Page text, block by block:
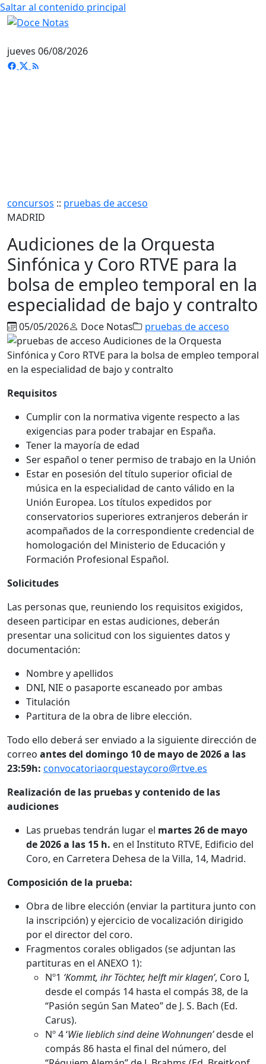
Saltar al contenido principal
jueves 06/08/2026
concursos :: pruebas de acceso
MADRID
Audiciones de la Orquesta
Sinfónica y Coro RTVE para la
bolsa de empleo temporal en la
especialidad de bajo y contralto
05/05/2026 Doce Notas pruebas de acceso
Requisitos
Cumplir con la normativa vigente respecto a las
exigencias para poder trabajar en España.
Tener la mayoría de edad
Ser español o tener permiso de trabajo en la Unión
Estar en posesión del título superior oficial de
música en la especialidad de canto válido en la
Unión Europea. Los títulos expedidos por
conservatorios superiores extranjeros deberán ir
acompañados de la correspondiente credencial de
homologación del Ministerio de Educación y
Formación Profesional Español.
Solicitudes
Las personas que, reuniendo los requisitos exigidos,
deseen participar en estas audiciones, deberán
presentar una solicitud con los siguientes datos y
documentación:
Nombre y apellidos
DNI, NIE o pasaporte escaneado por ambas
Titulación
Partitura de la obra de libre elección.
Todo ello deberá ser enviado a la siguiente dirección de
correo antes del domingo 10 de mayo de 2026 a las
23:59h: convocatoriaorquestaycoro@rtve.es
Realización de las pruebas y contenido de las
audiciones
Las pruebas tendrán lugar el martes 26 de mayo
de 2026 a las 15 h. en el Instituto RTVE, Edificio del
Coro, en Carretera Dehesa de la Villa, 14, Madrid.
Composición de la prueba:
Obra de libre elección (enviar la partitura junto con
la inscripción) y ejercicio de vocalización dirigido
por el director del coro.
Fragmentos corales obligados (se adjuntan las
partituras en el ANEXO 1):
Nº1 ‘Kommt, ihr Töchter, helft mir klagen’, Coro I,
desde el compás 14 hasta el compás 38, de la
“Pasión según San Mateo” de J. S. Bach (Ed.
Carus).
Nº 4 ‘Wie lieblich sind deine Wohnungen’desde el
compás 86 hasta el final del número, del